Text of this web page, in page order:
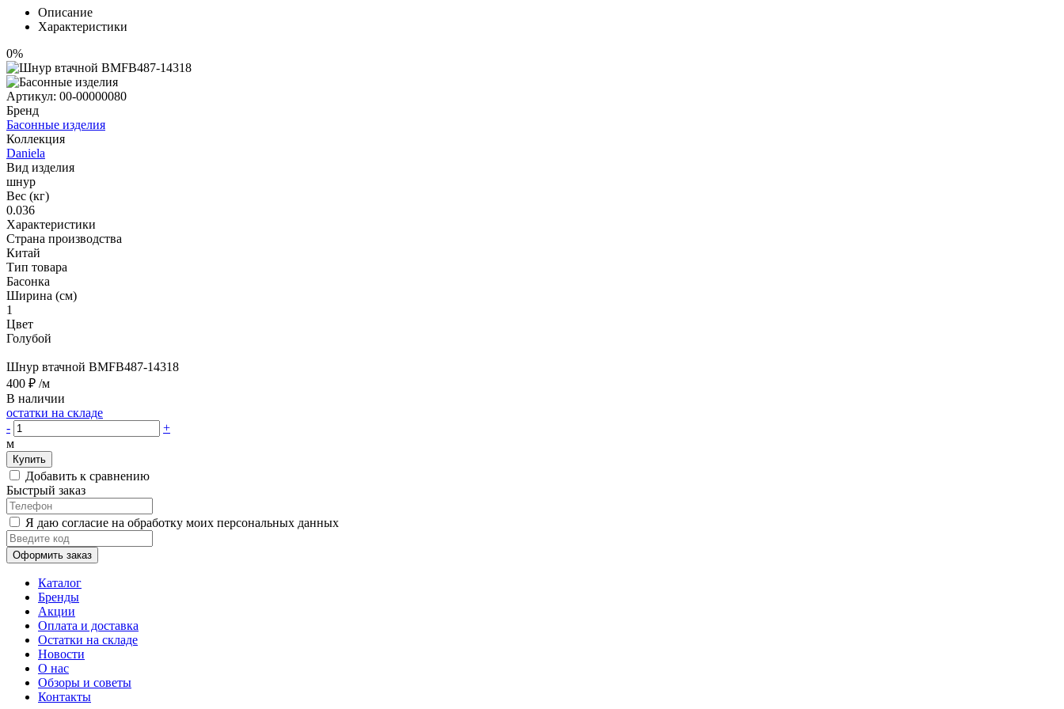
Описание
Характеристики
0%
Артикул: 00-00000080
Бренд
Басонные изделия
Коллекция
Daniela
Вид изделия
шнур
Вес (кг)
0.036
Характеристики
Страна производства
Китай
Тип товара
Басонка
Ширина (см)
1
Цвет
Голубой
Шнур втачной BMFB487-14318
400 ₽ /м
В наличии
остатки на складе
-
+
м
Купить
Добавить к сравнению
Быстрый заказ
Я даю согласие на обработку моих персональных данных
Оформить заказ
Каталог
Бренды
Акции
Оплата и доставка
Остатки на складе
Новости
О нас
Обзоры и советы
Контакты